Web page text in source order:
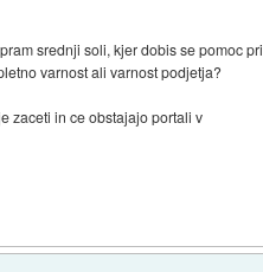
srednji soli, kjer dobis se pomoc pri
varnost ali varnost podjetja?
zaceti in ce obstajajo portali v